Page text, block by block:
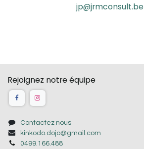
jp@jrmconsult.be
Rejoignez notre équipe
Contactez nous
kinkodo.dojo@gmail.com
0499.166.488